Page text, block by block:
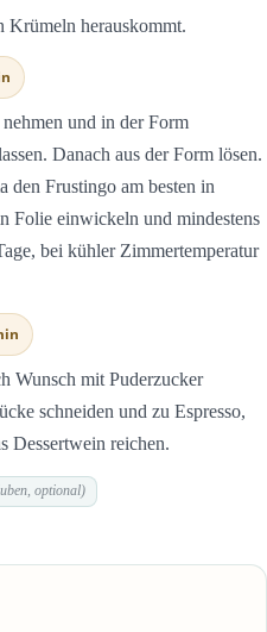
Krümeln herauskommt.
und in der Form
Danach aus der Form lösen.
den Frustingo am besten in
Folie einwickeln und mindestens
bei kühler Zimmertemperatur
Wunsch mit Puderzucker
schneiden und zu Espresso,
Dessertwein reichen.
optional)